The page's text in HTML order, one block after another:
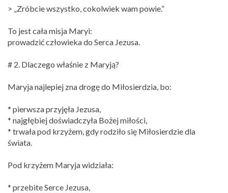
> „Zróbcie wszystko, cokolwiek wam powie.”
To jest cała misja Maryi:
prowadzić człowieka do Serca Jezusa.
# 2. Dlaczego właśnie z Maryją?
Maryja najlepiej zna drogę do Miłosierdzia, bo:
* pierwsza przyjęła Jezusa,
* najgłębiej doświadczyła Bożej miłości,
* trwała pod krzyżem, gdy rodziło się Miłosierdzie dla
świata.
Pod krzyżem Maryja widziała:
* przebite Serce Jezusa,